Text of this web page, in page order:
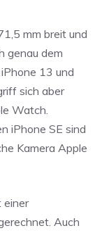
mm breit und
genau dem
13 und
sich aber
Watch.
iPhone SE sind
Kamera Apple
einer
Auch